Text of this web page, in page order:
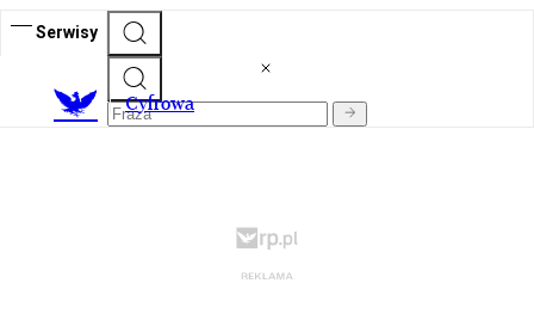
Serwisy
Cyfrowa